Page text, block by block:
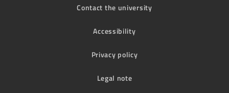
Contact the university
Accessibility
Privacy policy
Legal note